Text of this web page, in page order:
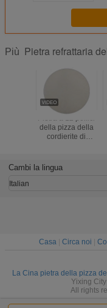
Più Pietra refrattaria
Pietra a 12 pollici
della pizza della
cordierite di
pietra refrattaria
ad alta densità di
Cambi la lingua
Italian
Casa| Circa noi
La Cina pietra della pizza
Yixing
All rights